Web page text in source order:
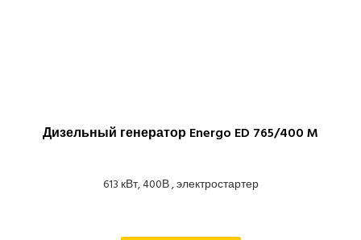
Дизельный генератор Energo ED 765/400 M
613 кВт, 400В , электростартер